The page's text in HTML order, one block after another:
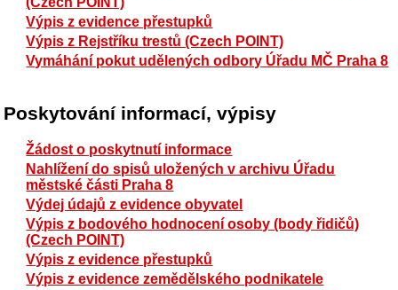
Výpis z evidence přestupků
Výpis z Rejstříku trestů (Czech POINT)
Vymáhání pokut udělených odbory Úřadu MČ Praha 8
Poskytování informací, výpisy
Žádost o poskytnutí informace
Nahlížení do spisů uložených v archivu Úřadu
městské části Praha 8
Výdej údajů z evidence obyvatel
Výpis z bodového hodnocení osoby (body řidičů)
(Czech POINT)
Výpis z evidence přestupků
Výpis z evidence zemědělského podnikatele